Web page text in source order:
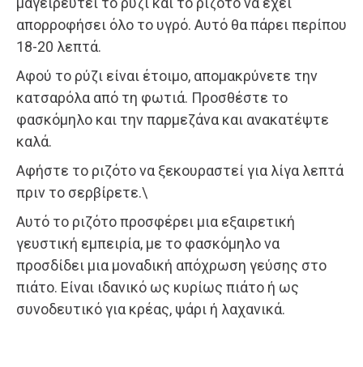
απορροφήσει όλο το υγρό. Αυτό θα πάρει περίπου
18-20 λεπτά.
Αφού το ρύζι είναι έτοιμο, απομακρύνετε την
κατσαρόλα από τη φωτιά. Προσθέστε το
φασκόμηλο και την παρμεζάνα και ανακατέψτε
καλά.
Αφήστε το ριζότο να ξεκουραστεί για λίγα λεπτά
πριν το σερβίρετε.\
Αυτό το ριζότο προσφέρει μια εξαιρετική
γευστική εμπειρία, με το φασκόμηλο να
προσδίδει μια μοναδική απόχρωση γεύσης στο
πιάτο. Είναι ιδανικό ως κυρίως πιάτο ή ως
συνοδευτικό για κρέας, ψάρι ή λαχανικά.